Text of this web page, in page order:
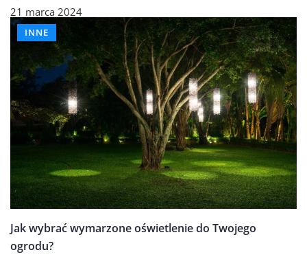
21 marca 2024
INNE
Jak wybrać wymarzone oświetlenie do Twojego
ogrodu?